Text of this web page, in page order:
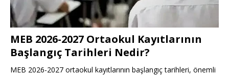
MEB 2026-2027 Ortaokul Kayıtlarının
Başlangıç Tarihleri Nedir?
MEB 2026-2027 ortaokul kayıtlarının başlangıç tarihleri, önemli